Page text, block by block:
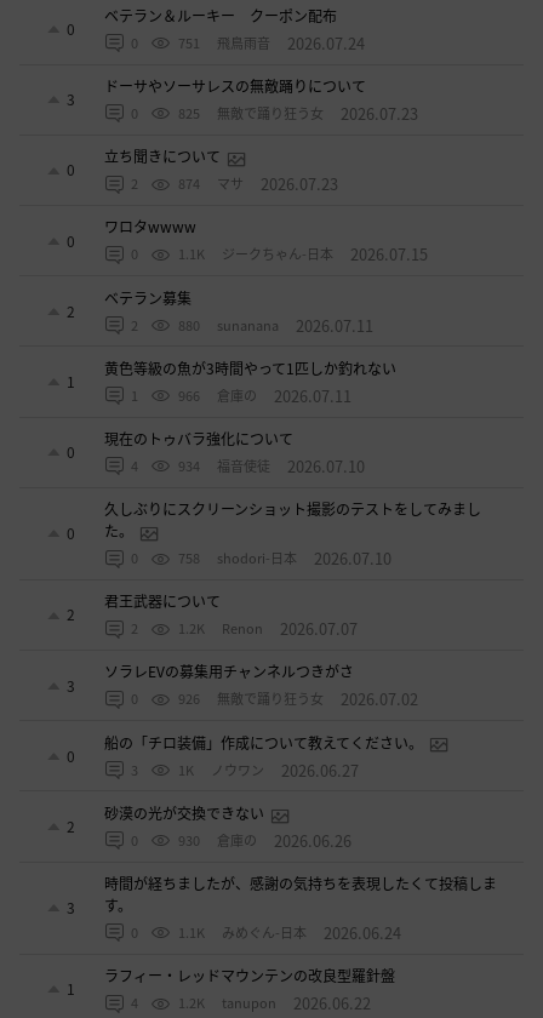
0
ベテラン＆ルーキー クーポン配布
0 751 飛鳥雨音 2026.07.24
3
ドーサやソーサレスの無敵踊りについて
0 825 無敵で踊り狂う女 2026.07.23
0
立ち聞きについて
2 874 マサ 2026.07.23
0
ワロタwwww
0 1.1K ジークちゃん-日本 2026.07.15
2
ベテラン募集
2 880 sunanana 2026.07.11
1
黄色等級の魚が3時間やって1匹しか釣れない
1 966 倉庫の 2026.07.11
0
現在のトゥバラ強化について
4 934 福音使徒 2026.07.10
0
久しぶりにスクリーンショット撮影のテストをしてみまし
た。
0 758 shodori-日本 2026.07.10
2
君王武器について
2 1.2K Renon 2026.07.07
3
ソラレEVの募集用チャンネルつきがさ
0 926 無敵で踊り狂う女 2026.07.02
0
船の「チロ装備」作成について教えてください。
3 1K ノウワン 2026.06.27
2
砂漠の光が交換できない
0 930 倉庫の 2026.06.26
3
時間が経ちましたが、感謝の気持ちを表現したくて投稿しま
す。
0 1.1K みめぐん-日本 2026.06.24
1
ラフィー・レッドマウンテンの改良型羅針盤
4 1.2K tanupon 2026.06.22